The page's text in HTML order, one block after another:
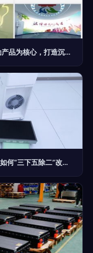
光之影科技携手五创科技 以10款互动产品为核心，打造沉浸式法治教育展厅
352空气净化器全系列实测推荐 科技如何“三下五除二”改变生活